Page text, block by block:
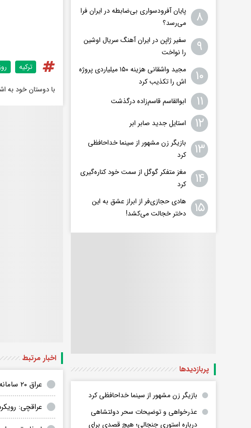
ترکیه
با دوستان خود به
اخبار مرتبط
عراق ۲۰ سامانه پدافند هوایی ضد پهپاد از ترکیه خریداری می‌کند
عراقچی:
۸
پایان آفرودسواری بی‌ضابطه در ایران فرا
می‌رسد؟
۹
سفیر ژاپن در ایران آهنگ سریال اوشین
را نواخت
۱۰
مجید واشقانی هزینه ۱۵۰ میلیاردی پروژه
اش را تکذیب کرد
۱۱ ابوالقاسم قاسم‌زاده درگذشت
۱۲ استایل جدید صابر ابر
۱۳
بازیگر زن مشهور از سینما خداحافظی
کرد
۱۴
مغز متفکر گوگل از سمت خود کناره‌گیری
کرد
۱۵
هادی حجازی‌فر از ابراز عشق به این
دختر خجالت می‌کشد!
پربازدید‌ها
بازیگر زن مشهور از سینما خداحافظی کرد
عذرخواهی و توضیحات سحر دولتشاهی
درباره استوری جنجالی؛ هیچ قصدی برای